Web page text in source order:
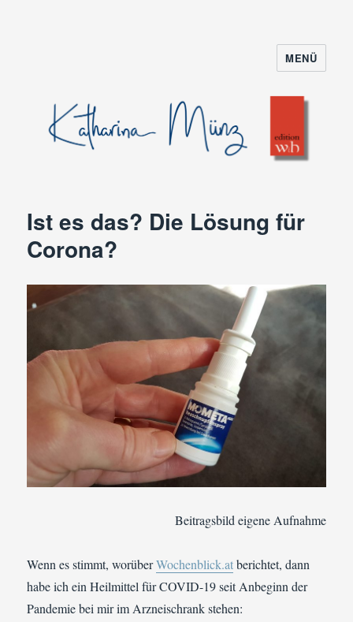
MENÜ
Ist es das? Die Lösung für
Corona?
Beitragsbild eigene Aufnahme
Wenn es stimmt, worüberWochenblick.atberichtet, dann
habe ich ein Heilmittel für COVID-19 seit Anbeginn der
Pandemie bei mir im Arzneischrank stehen: